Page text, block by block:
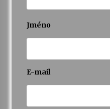
Jméno
E-mail